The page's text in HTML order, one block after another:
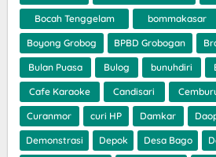
Bocah Tenggelam bommakasar
Boyong Grobog BPBD Grobogan
Bulan Puasa Bulog bunuhdiri
Cafe Karaoke Candisari
Curanmor curi HP Damkar
Demonstrasi Depok Desa Bago